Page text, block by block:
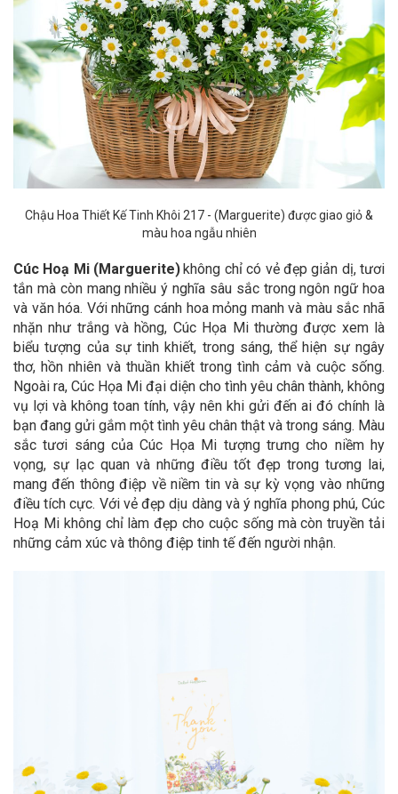
Chậu Hoa Thiết Kế Tinh Khôi 217 - (Marguerite) được giao giỏ &
màu hoa ngẫu nhiên
Cúc Hoạ Mi (Marguerite)không chỉ có vẻ đẹp giản dị, tươi
tắn mà còn mang nhiều ý nghĩa sâu sắc trong ngôn ngữ hoa
và văn hóa. Với những cánh hoa mỏng manh và màu sắc nhã
nhặn như trắng và hồng, Cúc Họa Mi thường được xem là
biểu tượng của sự tinh khiết, trong sáng, thể hiện sự ngây
thơ, hồn nhiên và thuần khiết trong tình cảm và cuộc sống.
Ngoài ra, Cúc Họa Mi đại diện cho tình yêu chân thành, không
vụ lợi và không toan tính, vậy nên khi gửi đến ai đó chính là
bạn đang gửi gắm một tình yêu chân thật và trong sáng. Màu
sắc tươi sáng của Cúc Họa Mi tượng trưng cho niềm hy
vọng, sự lạc quan và những điều tốt đẹp trong tương lai,
mang đến thông điệp về niềm tin và sự kỳ vọng vào những
điều tích cực. Với vẻ đẹp dịu dàng và ý nghĩa phong phú, Cúc
Hoạ Mi không chỉ làm đẹp cho cuộc sống mà còn truyền tải
những cảm xúc và thông điệp tinh tế đến người nhận.